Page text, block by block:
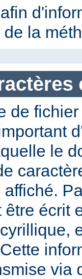
la
de
le
être écrit
via